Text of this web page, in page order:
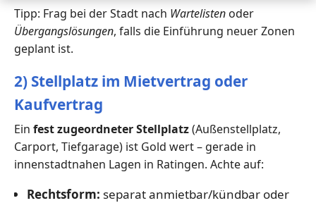
Tipp: Frag bei der Stadt nach Wartelisten oder
Übergangslösungen, falls die Einführung neuer Zonen
geplant ist.
2) Stellplatz im Mietvertrag oder
Kaufvertrag
Ein fest zugeordneter Stellplatz(Außenstellplatz,
Carport, Tiefgarage) ist Gold wert – gerade in
innenstadtnahen Lagen in Ratingen. Achte auf:
Rechtsform: separat anmietbar/kündbar oder